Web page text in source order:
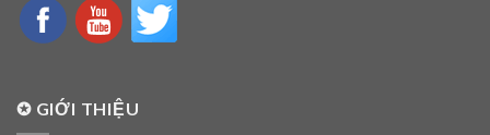
✪ GIỚI THIỆU